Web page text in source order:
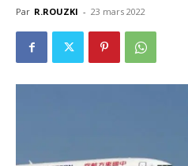
Par R.ROUZKI - 23 mars 2022